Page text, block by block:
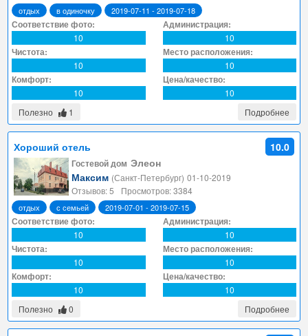
отдых в одиночку 2019-07-11 - 2019-07-18
Соответствие фото:
10
Администрация:
10
Чистота:
10
Место расположения:
10
Комфорт:
10
Цена/качество:
10
Полезно
1 Подробнее
Хороший отель 10.0
Гостевой дом Элеон
Максим (Санкт-Петербург) 01-10-2019
Отзывов: 5
Просмотров: 3384
отдых с семьей 2019-07-01 - 2019-07-15
Соответствие фото:
10
Администрация:
10
Чистота:
10
Место расположения:
10
Комфорт:
10
Цена/качество:
10
Полезно
0 Подробнее